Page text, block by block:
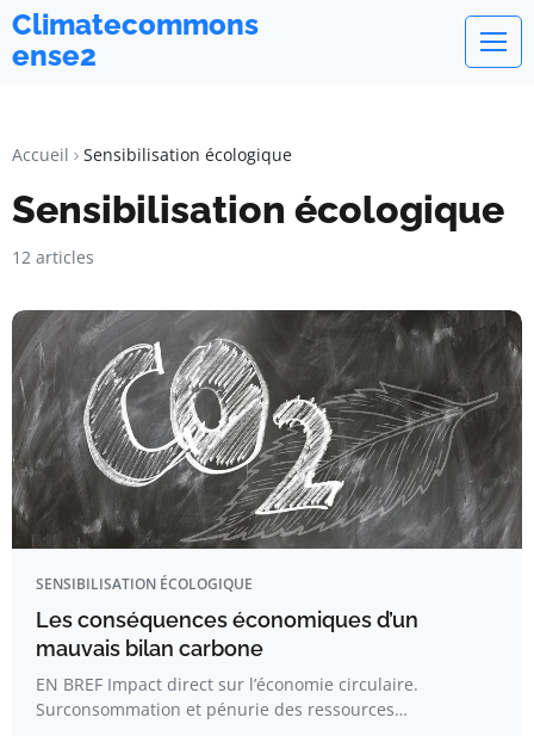
Climatecommons
ense2
Accueil Sensibilisation écologique
Sensibilisation écologique
12 articles
SENSIBILISATION ÉCOLOGIQUE
Les conséquences économiques d’un
mauvais bilan carbone
EN BREF Impact direct sur l’économie circulaire.
Surconsommation et pénurie des ressources…